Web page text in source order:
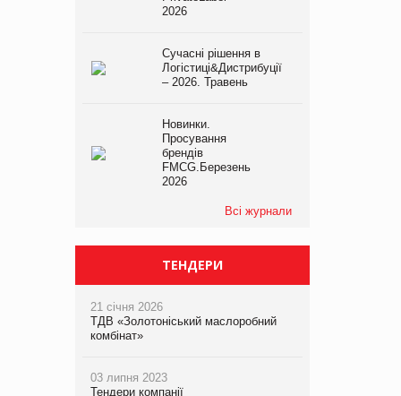
2026
Сучасні рішення в
Логістиці&Дистрибуції
– 2026. Травень
Новинки.
Просування
брендів
FMCG.Березень
2026
Всі журнали
ТЕНДЕРИ
21 січня 2026
ТДВ «Золотоніський маслоробний
комбінат»
03 липня 2023
Тендери компанії